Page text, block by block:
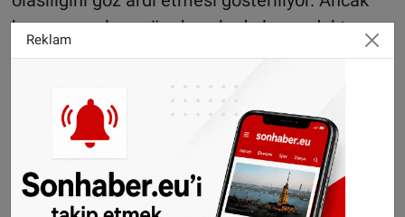
bazı uzmanlara göre bazı kadınlar ev doktoru
aracılığı ile yapılan testleri ve bu testin
sonuçlarını ürkütücü bulduğu için test
yaptırmaktan kaçınıyor.
Hayatta kalma şansı yüzde 96
Smear testleri kadının rahim ağzı kanseri
olmadan, kanser olma ihtimalinin olup
Reklam